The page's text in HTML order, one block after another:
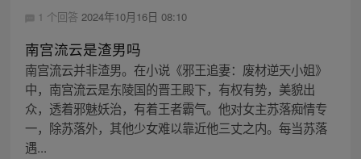
1 个回答 2024年10月16日 08:10
南宫流云是渣男吗
南宫流云并非渣男。在小说《邪王追妻：废材逆天小姐》
中，南宫流云是东陵国的晋王殿下，有权有势，美貌出
众，透着邪魅妖治，有着王者霸气。他对女主苏落痴情专
一，除苏落外，其他少女难以靠近他三丈之内。每当苏落
遇...